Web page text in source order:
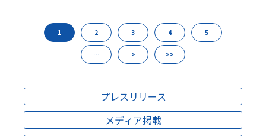
1 2 3 4 5
… > >>
プレスリリース
メディア掲載